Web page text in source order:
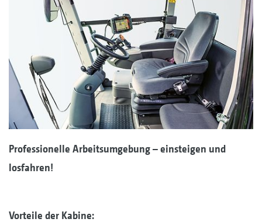
Professionelle Arbeitsumgebung – einsteigen und
losfahren!
Vorteile der Kabine: